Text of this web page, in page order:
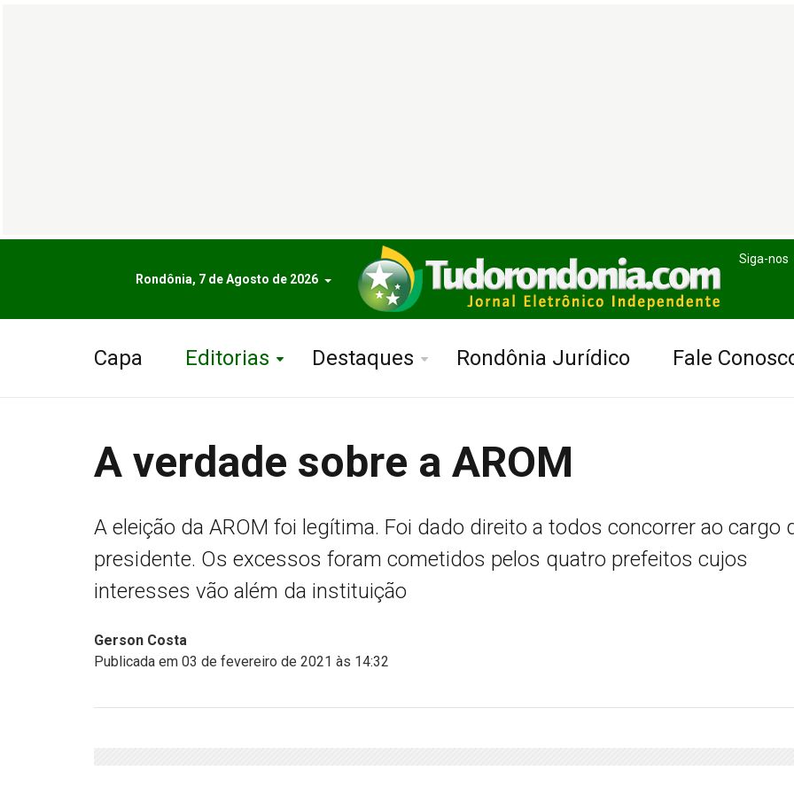
Rondônia, 7 de Agosto de 2026
Siga-nos
Capa Editorias Destaques Rondônia Jurídico Fale
A verdade sobre a AROM
A eleição da AROM foi legítima. Foi dado direito a todos concorrer ao cargo
presidente. Os excessos foram cometidos pelos quatro prefeitos cujos
interesses vão além da instituição
Gerson Costa
Publicada em 03 de fevereiro de 2021 às 14:32